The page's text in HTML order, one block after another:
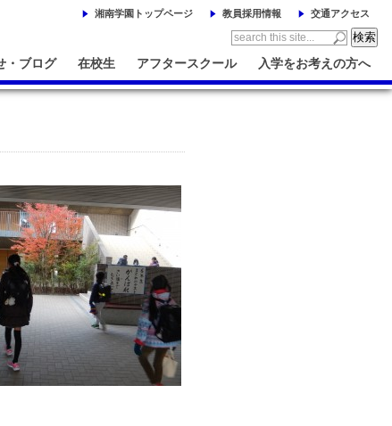
湘南学園トップページ 教員採用情報 交通アクセス
・ブログ 在校生 アフタースクール 入学をお考えの方へ